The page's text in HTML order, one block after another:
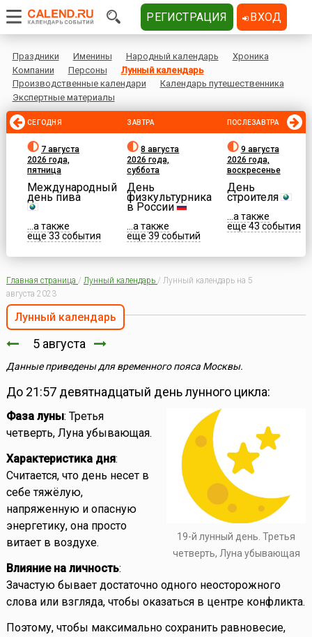
Праздники Именины Народный календарь
Хроника
Компании
Персоны
Лунный календарь
Производственные календари
Календарь путешественника
Экспертные материалы
СЕГОДНЯ
7 августа
2026 года,
пятница
Международный
день пива
...а также
еще 33 события
ЗАВТРА
8 августа
2026 года,
суббота
День
физкультурника
в России
...а также
еще 39 событий
ПОСЛЕЗАВТРА
9 августа
2026 года,
воскресенье
День
строителя
...а также
еще 43 события
Главная страница / Лунный календарь / Лунный календарь на 5
августа 2023
Лунный календарь
5 августа
Данные приведены для временного пояса Москвы.
До 21:57 девятнадцатый день лунного цикла:
19-й лунный день. Третья
четверть, Луна убывающая
Фаза луны: Третья
четверть, Луна убывающая.
Характеристика дня:
Считается, что день несет в
себе тяжёлую,
напряженную и опасную
энергетику, она просто
витает в воздухе.
Влияние на личность:
Зачастую бывает достаточно одного неосторожного
слова или взгляда, чтобы оказаться в центре конфликта.
Поэтому, чтобы максимально сохранить равновесие,
РЕГИСТРАЦИЯ ВХОД